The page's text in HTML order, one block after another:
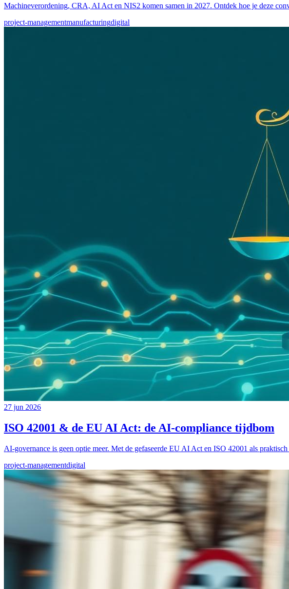
Machineverordening, CRA, AI Act en NIS2 komen samen in 2027. Ontdek hoe je deze
project-managementmanufacturingdigital
27 jun 2026
ISO 42001 & de EU AI Act: de AI-compliance tijdbom
AI-governance is geen optie meer. Met de gefaseerde EU AI Act en ISO 42001 als
project-managementdigital